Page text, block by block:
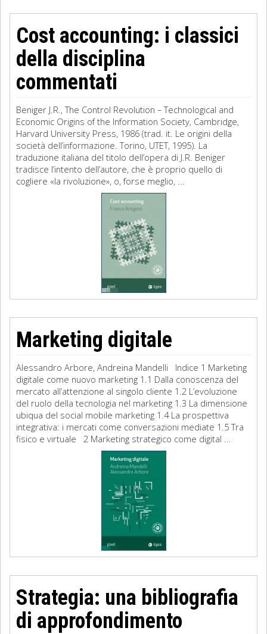
Cost accounting: i classici
della disciplina
commentati
Beniger J.R., The Control Revolution – Technological and
Economic Origins of the Information Society, Cambridge,
Harvard University Press, 1986 (trad. it. Le origini della
società dell’informazione. Torino, UTET, 1995). La
traduzione italiana del titolo dell’opera di J.R. Beniger
tradisce l’intento dell’autore, che è proprio quello di
cogliere «la rivoluzione», o, forse meglio, ...
Marketing digitale
Alessandro Arbore, Andreina Mandelli Indice 1 Marketing
digitale come nuovo marketing 1.1 Dalla conoscenza del
mercato all’attenzione al singolo cliente 1.2 L’evoluzione
del ruolo della tecnologia nel marketing 1.3 La dimensione
ubiqua del social mobile marketing 1.4 La prospettiva
integrativa: i mercati come conversazioni mediate 1.5 Tra
fisico e virtuale 2 Marketing strategico come digital ...
Strategia: una bibliografia
di approfondimento